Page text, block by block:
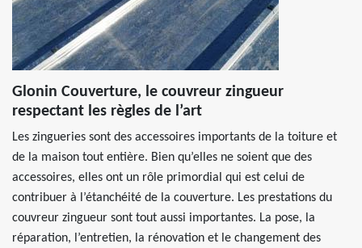
Glonin Couverture, le couvreur zingueur
respectant les règles de l’art
Les zingueries sont des accessoires importants de la toiture et
de la maison tout entière. Bien qu’elles ne soient que des
accessoires, elles ont un rôle primordial qui est celui de
contribuer à l’étanchéité de la couverture. Les prestations du
couvreur zingueur sont tout aussi importantes. La pose, la
réparation, l’entretien, la rénovation et le changement des